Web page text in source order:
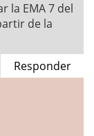
la EMA 7 del
de la
Responder